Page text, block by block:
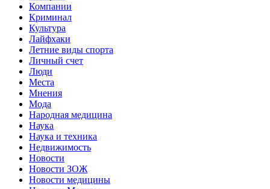
Компании
Криминал
Культура
Лайфхаки
Летние виды спорта
Личный счет
Люди
Места
Мнения
Мода
Народная медицина
Наука
Наука и техника
Недвижимость
Новости
Новости ЗОЖ
Новости медицины